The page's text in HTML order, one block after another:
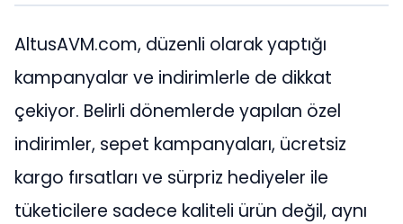
AltusAVM.com, düzenli olarak yaptığı
kampanyalar ve indirimlerle de dikkat
çekiyor. Belirli dönemlerde yapılan özel
indirimler, sepet kampanyaları, ücretsiz
kargo fırsatları ve sürpriz hediyeler ile
tüketicilere sadece kaliteli ürün değil, aynı